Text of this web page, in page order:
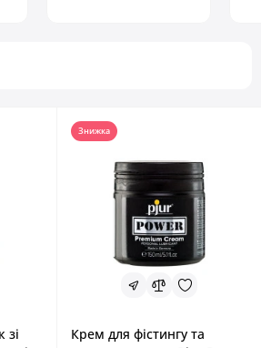
зі
Знижка
Крем для фістингу та